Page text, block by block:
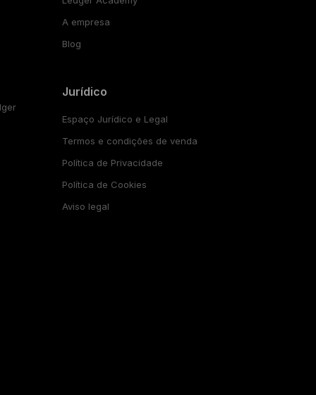
A empresa
Blog
Jurídico
Espaço Jurídico e Legal
Termos e condições de venda
Política de Privacidade
Política de Cookies
Aviso legal